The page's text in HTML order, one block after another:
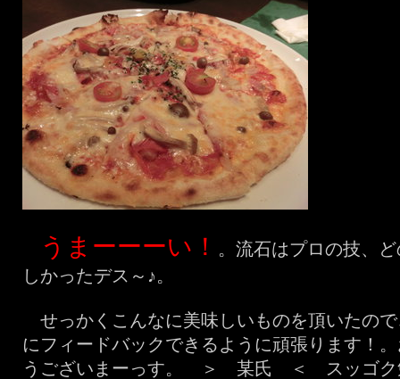
うまーーーい！
。流石はプロの技、
しかったデス～♪。
せっかくこんなに美味しいものを頂いたの
にフィードバックできるように頑張ります！
うございまーっす。 ＞ 某氏 ＜ スッゴク